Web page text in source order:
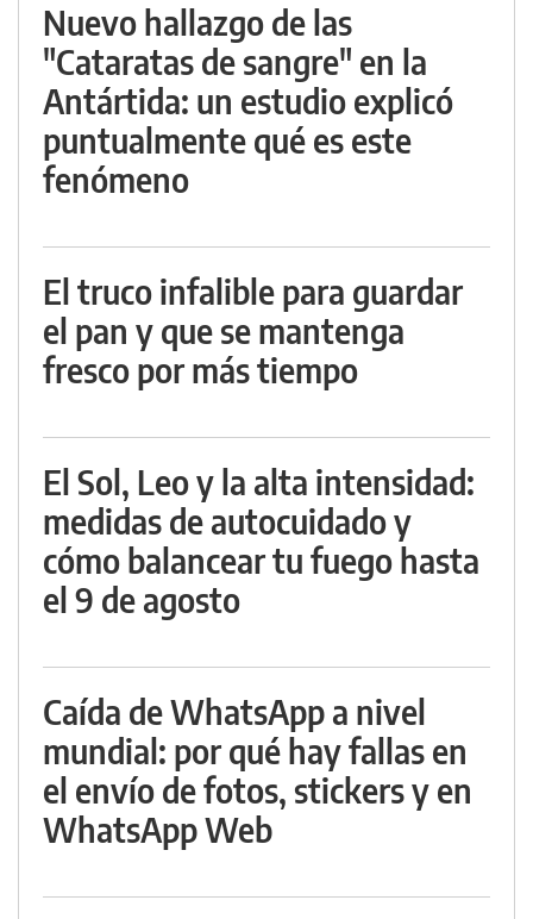
Nuevo hallazgo de las
"Cataratas de sangre" en la
Antártida: un estudio explicó
puntualmente qué es este
fenómeno
El truco infalible para guardar
el pan y que se mantenga
fresco por más tiempo
El Sol, Leo y la alta intensidad:
medidas de autocuidado y
cómo balancear tu fuego hasta
el 9 de agosto
Caída de WhatsApp a nivel
mundial: por qué hay fallas en
el envío de fotos, stickers y en
WhatsApp Web